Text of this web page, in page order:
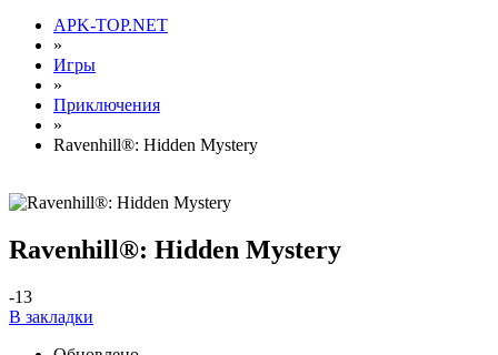
APK-TOP.NET
»
Игры
»
Приключения
»
Ravenhill®: Hidden Mystery
Ravenhill®: Hidden Mystery
-13
В закладки